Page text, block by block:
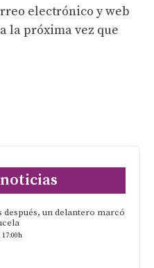
electrónico y web
la próxima vez que
después, un delantero marcó
17:00h